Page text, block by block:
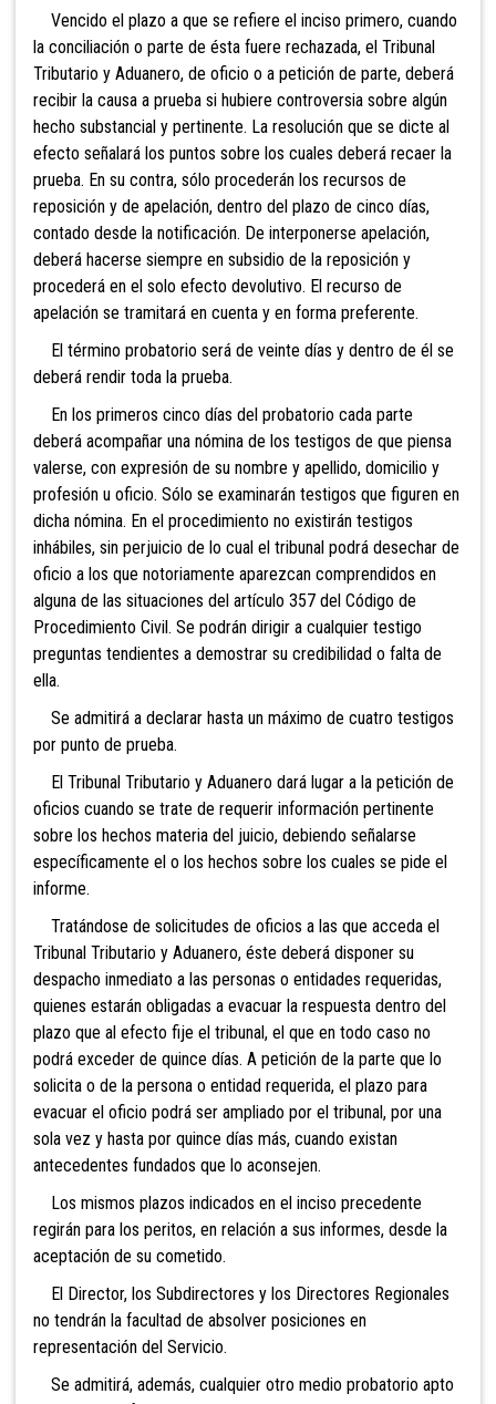
Vencido el plazo a que se refiere el inciso primero, cuando
la conciliación o parte de ésta fuere rechazada, el Tribunal
Tributario y Aduanero, de oficio o a petición de parte, deberá
recibir la causa a prueba si hubiere controversia sobre algún
hecho substancial y pertinente. La resolución que se dicte al
efecto señalará los puntos sobre los cuales deberá recaer la
prueba. En su contra, sólo procederán los recursos de
reposición y de apelación, dentro del plazo de cinco días,
contado desde la notificación. De interponerse apelación,
deberá hacerse siempre en subsidio de la reposición y
procederá en el solo efecto devolutivo. El recurso de
apelación se tramitará en cuenta y en forma preferente.
El término probatorio será de veinte días y dentro de él se
deberá rendir toda la prueba.
En los primeros cinco días del probatorio cada parte
deberá acompañar una nómina de los testigos de que piensa
valerse, con expresión de su nombre y apellido, domicilio y
profesión u oficio. Sólo se examinarán testigos que figuren en
dicha nómina. En el procedimiento no existirán testigos
inhábiles, sin perjuicio de lo cual el tribunal podrá desechar de
oficio a los que notoriamente aparezcan comprendidos en
alguna de las situaciones del artículo 357 del Código de
Procedimiento Civil. Se podrán dirigir a cualquier testigo
preguntas tendientes a demostrar su credibilidad o falta de
ella.
Se admitirá a declarar hasta un máximo de cuatro testigos
por punto de prueba.
El Tribunal Tributario y Aduanero dará lugar a la petición de
oficios cuando se trate de requerir información pertinente
sobre los hechos materia del juicio, debiendo señalarse
específicamente el o los hechos sobre los cuales se pide el
informe.
Tratándose de solicitudes de oficios a las que acceda el
Tribunal Tributario y Aduanero, éste deberá disponer su
despacho inmediato a las personas o entidades requeridas,
quienes estarán obligadas a evacuar la respuesta dentro del
plazo que al efecto fije el tribunal, el que en todo caso no
podrá exceder de quince días. A petición de la parte que lo
solicita o de la persona o entidad requerida, el plazo para
evacuar el oficio podrá ser ampliado por el tribunal, por una
sola vez y hasta por quince días más, cuando existan
antecedentes fundados que lo aconsejen.
Los mismos plazos indicados en el inciso precedente
regirán para los peritos, en relación a sus informes, desde la
aceptación de su cometido.
El Director, los Subdirectores y los Directores Regionales
no tendrán la facultad de absolver posiciones en
representación del Servicio.
Se admitirá, además, cualquier otro medio probatorio apto